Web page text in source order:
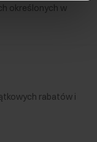
określonych w
rabatów i